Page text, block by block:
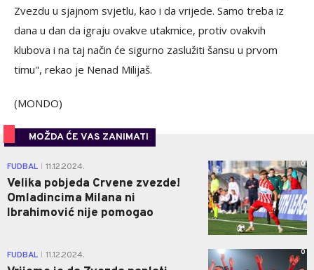
Zvezdu u sjajnom svjetlu, kao i da vrijede. Samo treba iz
dana u dan da igraju ovakve utakmice, protiv ovakvih
klubova i na taj način će sigurno zaslužiti šansu u prvom
timu", rekao je Nenad Milijaš.
(MONDO)
MOŽDA ĆE VAS ZANIMATI
FUDBAL 11.12.2024.
Velika pobjeda Crvene zvezde!
Omladincima Milana ni
Ibrahimović nije pomogao
0
FUDBAL 11.12.2024. 0